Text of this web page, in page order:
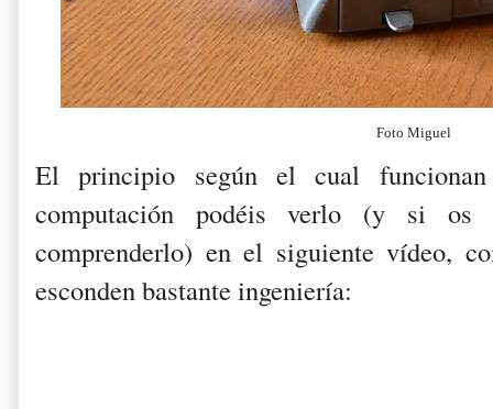
Foto Miguel
El principio según el cual
computación podéis verlo (y si os
comprenderlo) en el siguiente vídeo,
esconden bastante ingeniería: